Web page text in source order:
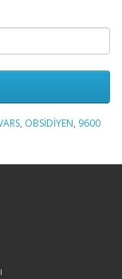
, OBSİDİYEN, 9600